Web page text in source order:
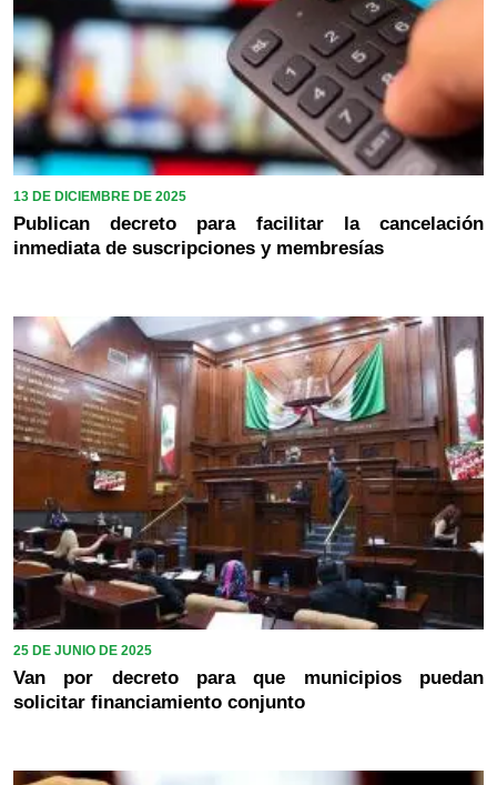
13 DE DICIEMBRE DE 2025
Publican decreto para facilitar la cancelación
inmediata de suscripciones y membresías
25 DE JUNIO DE 2025
Van por decreto para que municipios puedan
solicitar financiamiento conjunto